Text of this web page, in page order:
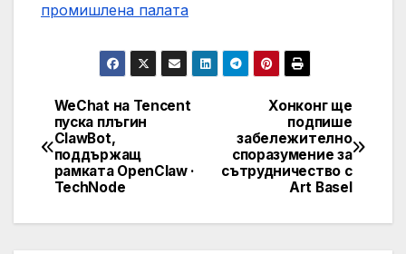
промишлена палaта
Навигация
Хонконг ще
подпише
забележително
споразумение за
сътрудничество с
Art Basel
WeChat на Tencent
пуска плъгин
ClawBot,
поддържащ
рамката OpenClaw ·
TechNode